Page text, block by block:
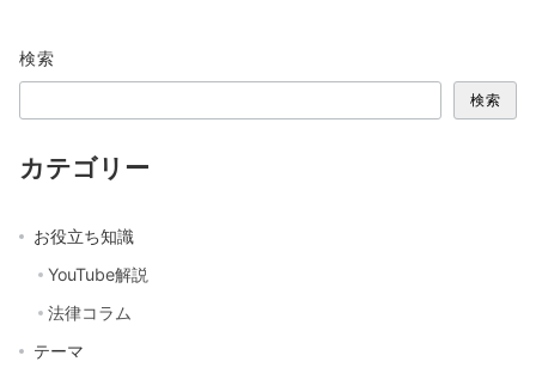
検索
検索
カテゴリー
お役立ち知識
YouTube解説
法律コラム
テーマ